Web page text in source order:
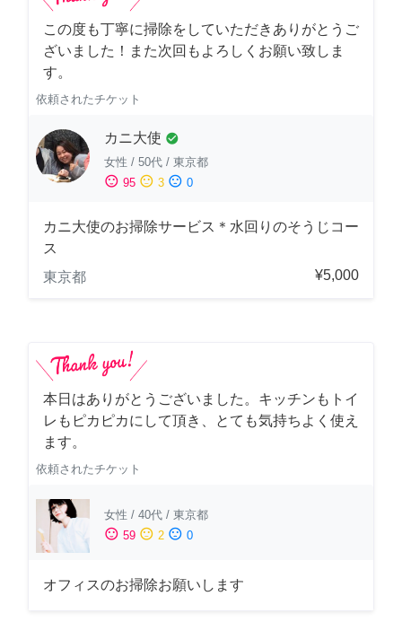
この度も丁寧に掃除をしていただきありがとうご
ざいました！また次回もよろしくお願い致しま
す。
依頼されたチケット
カニ大使 check_circle
女性 / 50代 / 東京都
sentiment_satisfied 95 sentiment_neutral 3 sentiment_dissatisfied 0
カニ大使のお掃除サービス＊水回りのそうじコー
ス
東京都
¥5,000
本日はありがとうございました。キッチンもトイ
レもピカピカにして頂き、とても気持ちよく使え
ます。
依頼されたチケット
女性 / 40代 / 東京都
sentiment_satisfied 59 sentiment_neutral 2 sentiment_dissatisfied 0
オフィスのお掃除お願いします